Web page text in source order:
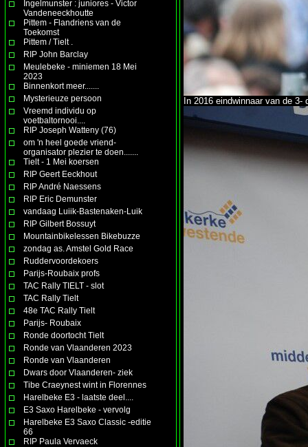
Ingelmunster : juniores - Victor
Vandeneeckhoutte
Pittem - Flandriens van de
Toekomst
Pittem / Tielt .
RIP John Barclay
Meulebeke - miniemen 18 Mei
2023
Binnenkort meer.......
Mysterieuze persoon
Vreemd individu op
voetbaltornooi....
RIP Joseph Watteny (76)
om 'n heel goede vriend-
organisator plezier te doen.......
Tielt - 1 Mei koersen
RIP Geert Eeckhout
RIP André Naessens
RIP Eric Demunster
vandaag Luiik-Bastenaken-Luik
RIP Gilbert Bossuyt
Mountainbikelessen Bikebuzze
zondag as. Amstel Gold Race
Ruddervoordekoers
Parijs-Roubaix profs
TAC Rally TIELT - slot
TAC Rally Tielt
48e TAC Rally Tielt
Parijs- Roubaix
Ronde doortocht Tielt
Ronde van Vlaanderen 2023
Ronde van Vlaanderen
Dwars door Vlaanderen- ziek
Tibe Craeynest wint in Florennes
Harelbeke E3 - laatste deel....
E3 Saxo Harelbeke - vervolg
Harelbeke E3 Saxo Classic -editie
66
RIP Paula Vervaeck
In 2016 eindwinnaar van de 3-